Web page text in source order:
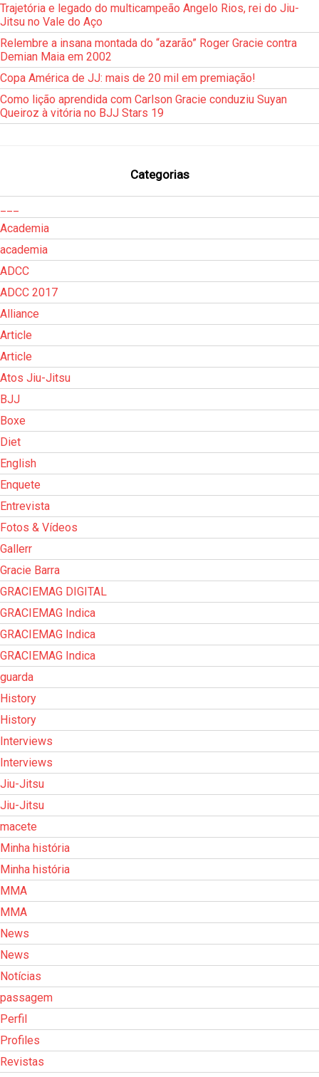
Trajetória e legado do multicampeão Angelo Rios, rei do Jiu-
Jitsu no Vale do Aço
Relembre a insana montada do “azarão” Roger Gracie contra
Demian Maia em 2002
Copa América de JJ: mais de 20 mil em premiação!
Como lição aprendida com Carlson Gracie conduziu Suyan
Queiroz à vitória no BJJ Stars 19
Categorias
Academia
academia
ADCC
ADCC 2017
Alliance
Article
Article
Atos Jiu-Jitsu
BJJ
Boxe
Diet
English
Enquete
Entrevista
Fotos & Vídeos
Gallerr
Gracie Barra
GRACIEMAG DIGITAL
GRACIEMAG Indica
GRACIEMAG Indica
GRACIEMAG Indica
guarda
History
History
Interviews
Interviews
Jiu-Jitsu
Jiu-Jitsu
macete
Minha história
Minha história
MMA
MMA
News
News
Notícias
passagem
Perfil
Profiles
Revistas